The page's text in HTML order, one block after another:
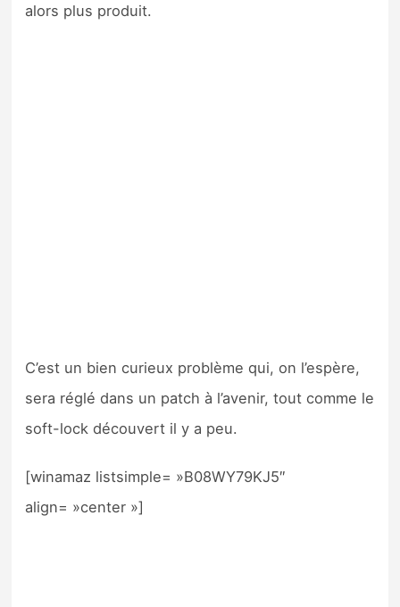
alors plus produit.
C’est un bien curieux problème qui, on l’espère,
sera réglé dans un patch à l’avenir, tout comme le
soft-lock découvert il y a peu.
[winamaz listsimple= »B08WY79KJ5″
align= »center »]